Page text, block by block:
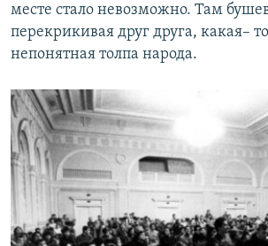
месте стало невозможно. Там
перекрикивая друг друга, какая–
непонятная толпа народа.